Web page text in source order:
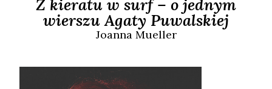
Z kieratu w surf – o jednym
wierszu Agaty Puwalskiej
Joanna Mueller